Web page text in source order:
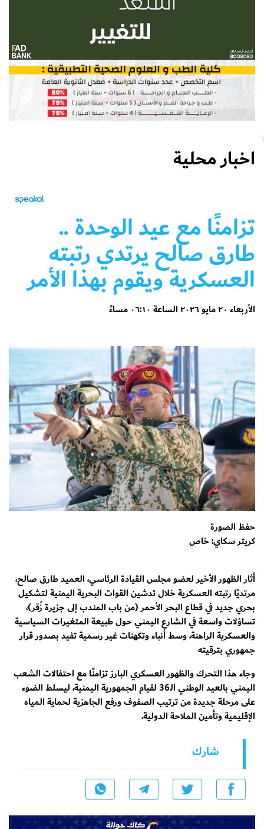
اخبار محلية
تزامنًا مع عيد الوحدة ..
طارق صالح يرتدي رتبته
العسكرية ويقوم بهذا الأمر
الأربعاء ٢٠ مايو ٢٠٢٦ الساعة ٠٦:١٠ مساءً
حفظ الصورة
كريتر سكاي: خاص
أثار الظهور الأخير لعضو مجلس القيادة الرئاسي، العميد طارق صالح،
مرتديًا رتبته العسكرية خلال تدشين القوات البحرية اليمنية لتشكيل
بحري جديد في قطاع البحر الأحمر (من باب المندب إلى جزيرة زُقر)،
تساؤلات واسعة في الشارع اليمني حول طبيعة المتغيرات السياسية
والعسكرية الراهنة، وسط أنباء وتكهنات غير رسمية تفيد بصدور قرار
جمهوري بترقيته
وجاء هذا التحرك والظهور العسكري البارز تزامنًا مع احتفالات الشعب
اليمني بالعيد الوطني الـ36 لقيام الجمهورية اليمنية، ليسلط الضوء
على مرحلة جديدة من ترتيب الصفوف ورفع الجاهزية لحماية المياه
الإقليمية وتأمين الملاحة الدولية.
شارك